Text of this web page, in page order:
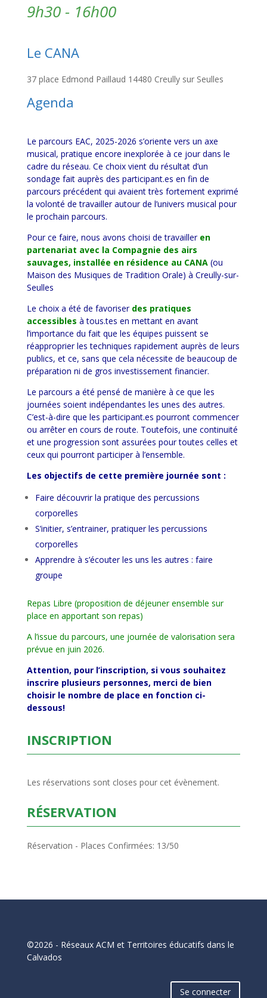
9h30 - 16h00
Le CANA
37 place Edmond Paillaud 14480 Creully sur Seulles
Agenda
Le parcours EAC, 2025-2026 s’oriente vers un axe
musical, pratique encore inexplorée à ce jour dans le
cadre du réseau. Ce choix vient du résultat d’un
sondage fait auprès des participant.es en fin de
parcours précédent qui avaient très fortement exprimé
la volonté de travailler autour de l’univers musical pour
le prochain parcours.
Pour ce faire, nous avons choisi de travailler en
partenariat avec la Compagnie des airs
sauvages, installée en résidence au CANA(ou
Maison des Musiques de Tradition Orale) à Creully-sur-
Seulles
Le choix a été de favoriser des pratiques
accessibles à tous.tes en mettant en avant
l’importance du fait que les équipes puissent se
réapproprier les techniques rapidement auprès de leurs
publics, et ce, sans que cela nécessite de beaucoup de
préparation ni de gros investissement financier.
Le parcours a été pensé de manière à ce que les
journées soient indépendantes les unes des autres.
C’est-à-dire que les participant.es pourront commencer
ou arrêter en cours de route. Toutefois, une continuité
et une progression sont assurées pour toutes celles et
ceux qui pourront participer à l’ensemble.
Les objectifs de cette première journée sont :
Faire découvrir la pratique des percussions
corporelles
S’initier, s’entrainer, pratiquer les percussions
corporelles
Apprendre à s’écouter les uns les autres : faire
groupe
Repas Libre (proposition de déjeuner ensemble sur
place en apportant son repas)
A l’issue du parcours, une journée de valorisation sera
prévue en juin 2026.
Attention, pour l’inscription, si vous souhaitez
inscrire plusieurs personnes, merci de bien
choisir le nombre de place en fonction ci-
dessous!
INSCRIPTION
Les réservations sont closes pour cet évènement.
RÉSERVATION
Réservation - Places Confirmées: 13/50
©2026 - Réseaux ACM et Territoires éducatifs dans le
Calvados
Se connecter